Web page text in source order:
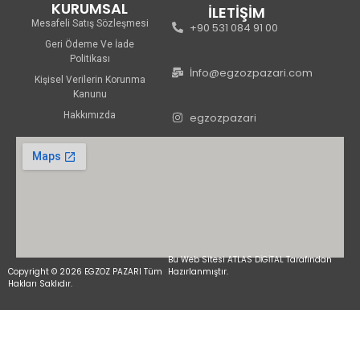
KURUMSAL
Mesafeli Satış Sözleşmesi
Geri Ödeme Ve İade
Politikası
Kişisel Verilerin Korunma
Kanunu
Hakkımızda
İLETİŞİM
+90 531 084 91 00
İnfo@egzozpazari.com
egzozpazari
Copyright © 2026 EGZOZ PAZARI Tüm
Hakları Saklıdır.
Bu Web Sitesi ATLAS DİGİTAL Tarafından
Hazırlanmıştır.